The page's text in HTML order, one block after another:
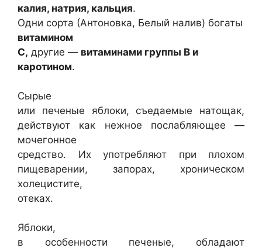
калия, натрия, кальция.
Одни сорта (Антоновка, Белый налив) богаты
витамином
С, другие — витаминами группы В и
каротином.
Сырые
или печеные яблоки, съедаемые натощак,
действуют как нежное послабляющее —
мочегонное
средство. Их употребляют при плохом
пищеварении, запорах, хроническом
холецистите,
отеках.
Яблоки,
в особенности печеные, обладают